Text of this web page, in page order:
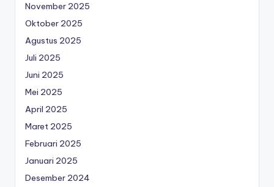
November 2025
Oktober 2025
Agustus 2025
Juli 2025
Juni 2025
Mei 2025
April 2025
Maret 2025
Februari 2025
Januari 2025
Desember 2024